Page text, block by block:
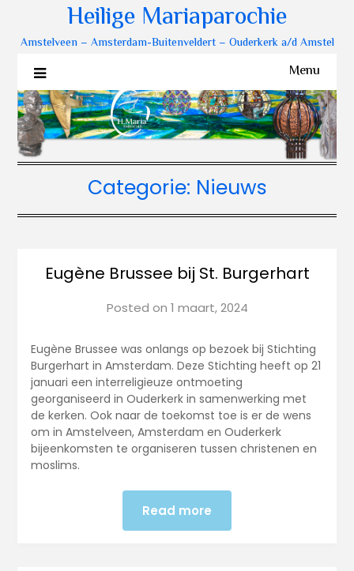
Heilige Mariaparochie
Amstelveen – Amsterdam-Buitenveldert – Ouderkerk a/d Amstel
Menu
Categorie: Nieuws
Eugène Brussee bij St. Burgerhart
Posted on 1 maart, 2024
Eugène Brussee was onlangs op bezoek bij Stichting
Burgerhart in Amsterdam. Deze Stichting heeft op 21
januari een interreligieuze ontmoeting
georganiseerd in Ouderkerk in samenwerking met
de kerken. Ook naar de toekomst toe is er de wens
om in Amstelveen, Amsterdam en Ouderkerk
bijeenkomsten te organiseren tussen christenen en
moslims.
Read more